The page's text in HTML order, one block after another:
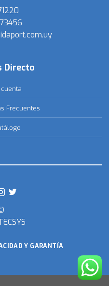
Directo
Frecuentes
Y GARANTÍA